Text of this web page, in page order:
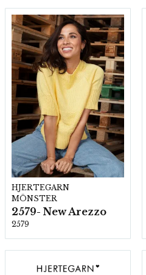
HJERTEGARN
MÖNSTER
2579- New Arezzo
2579